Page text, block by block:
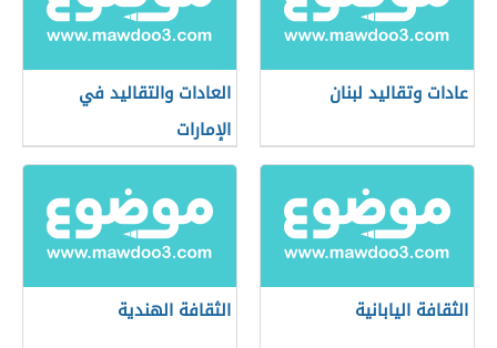
عادات وتقاليد لبنان
العادات والتقاليد في
الإمارات
الثقافة اليابانية الثقافة الهندية